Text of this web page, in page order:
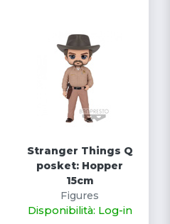
Stranger Things Q
posket: Hopper
15cm
Figures
Disponibilità: Log-in